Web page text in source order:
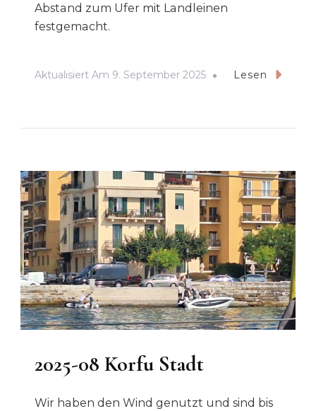
Abstand zum Ufer mit Landleinen
festgemacht.
Aktualisiert Am 9. September 2025 Lesen
2025-08 Korfu Stadt
Wir haben den Wind genutzt und sind bis